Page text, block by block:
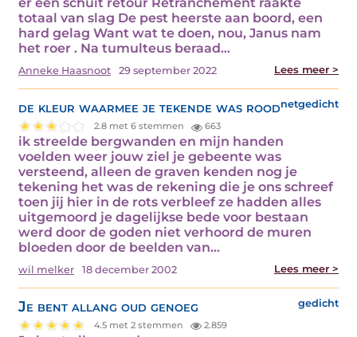
totaal van slag De pest heerste aan boord, een
hard gelag Want wat te doen, nou, Janus nam
het roer . Na tumulteus beraad…
Anneke Haasnoot 29 september 2022 Lees meer >
de kleur waarmee je tekende was roodnetgedicht
2.8 met 6 stemmen 663
ik streelde bergwanden en mijn handen
voelden weer jouw ziel je gebeente was
versteend, alleen de graven kenden nog je
tekening het was de rekening die je ons schreef
toen jij hier in de rots verbleef ze hadden alles
uitgemoord je dagelijkse bede voor bestaan
werd door de goden niet verhoord de muren
bloeden door de beelden van…
wil melker 18 december 2002 Lees meer >
Je bent allang oud genoeg gedicht
4.5 met 2 stemmen 2.859